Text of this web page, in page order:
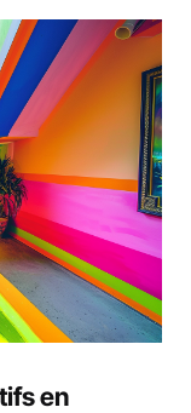
en